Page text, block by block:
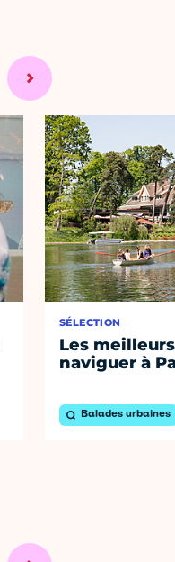
SÉLECTION
Les
naviguer à
Balades urbaines